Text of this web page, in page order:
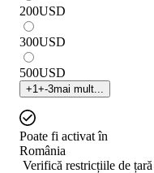
200USD
300USD
500USD
+1 +-3mai mult...
Poate fi activat în
România
Verifică restricțiile de țară